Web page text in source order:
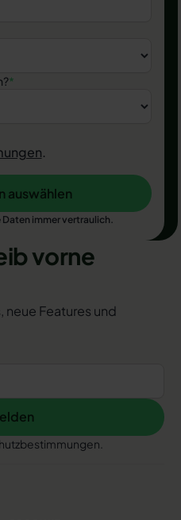
*
.
auswählen
immer vertraulich.
vorne
neue Features und